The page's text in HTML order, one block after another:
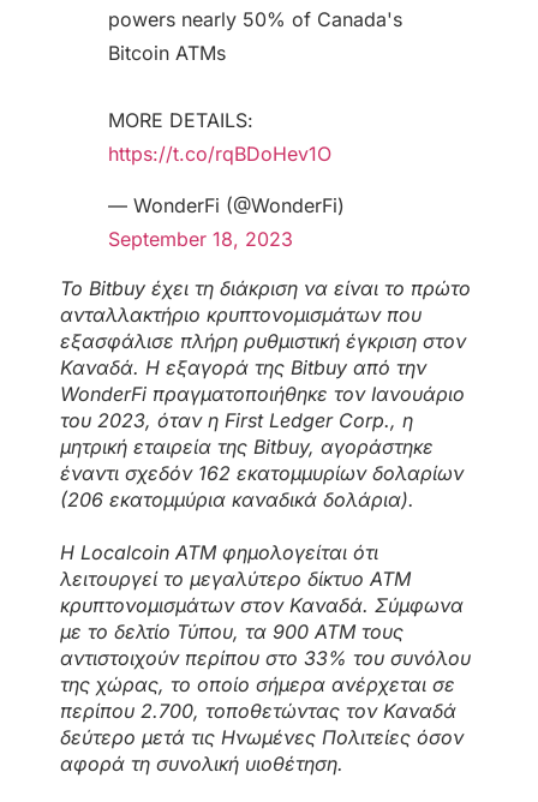
powers nearly 50% of Canada's
Bitcoin ATMs
MORE DETAILS:
https://t.co/rqBDoHev1O
— WonderFi (@WonderFi)
September 18, 2023
Το Bitbuy έχει τη διάκριση να είναι το πρώτο
ανταλλακτήριο κρυπτονομισμάτων που
εξασφάλισε πλήρη ρυθμιστική έγκριση στον
Καναδά. Η εξαγορά της Bitbuy από την
WonderFi πραγματοποιήθηκε τον Ιανουάριο
του 2023, όταν η First Ledger Corp., η
μητρική εταιρεία της Bitbuy, αγοράστηκε
έναντι σχεδόν 162 εκατομμυρίων δολαρίων
(206 εκατομμύρια καναδικά δολάρια).
Η Localcoin ATM φημολογείται ότι
λειτουργεί το μεγαλύτερο δίκτυο ATM
κρυπτονομισμάτων στον Καναδά. Σύμφωνα
με το δελτίο Τύπου, τα 900 ΑΤΜ τους
αντιστοιχούν περίπου στο 33% του συνόλου
της χώρας, το οποίο σήμερα ανέρχεται σε
περίπου 2.700, τοποθετώντας τον Καναδά
δεύτερο μετά τις Ηνωμένες Πολιτείες όσον
αφορά τη συνολική υιοθέτηση.